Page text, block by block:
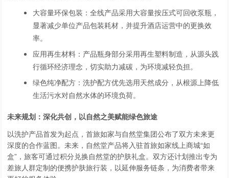
大容量环保包装：全线产品采用大容量按压式可回收泵瓶，
显著减少单位产品包装耗材，并提升酒店运营中的更换效
率。
应用再生材料：产品瓶身部分采用再生塑料制造，从源头践
行循环经济理念，切实助力减碳，为环境减轻负担。
绿色纯净配方：洗护配方优先选用天然成分，从根源上降低
生活污水对自然水体的环境负荷。
未来规划：深化共创，以自然之美赋能绿色旅途
以洗护产品首发为起点，首旅如家与自然堂集团公布了双方未来更
深度的合作蓝图。未来，自然堂产品将入驻首旅如家线上商城“如
盒”，旅客可通过积分兑换自然堂的护肤礼盒。双方还计划推出专为
差旅人群定制的便携护肤旅行装，以延伸服务链条，为消费者带来